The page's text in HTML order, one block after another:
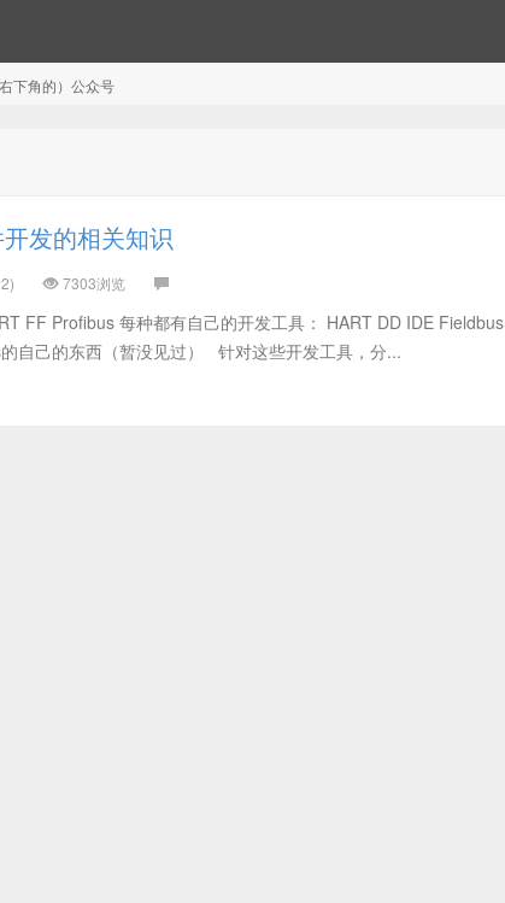
下角的）公众号
开发的相关知识
7303浏览
FF Profibus 每种都有自己的开发工具： HART DD IDE Fieldbus
自己的东西（暂没见过） 针对这些开发工具，分...